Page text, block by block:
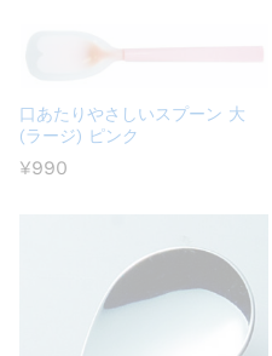
口あたりやさしいスプーン 大
(ラージ) ピンク
¥990